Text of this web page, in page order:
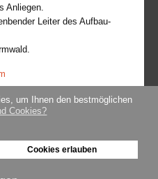
um Ihnen den bestmöglichen
Cookies?
Cookies erlauben
Anliegen.
Leiter des Aufbau-
Kontakt-Formular